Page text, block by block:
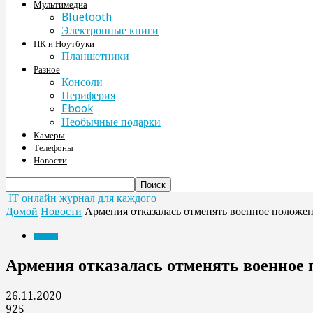
Мультимедиа
Bluetooth
Электронные книги
ПК и Ноутбуки
Планшетники
Разное
Консоли
Периферия
Ebook
Необычные подарки
Камеры
Телефоны
Новости
IT онлайн журнал для каждого
Домой Новости Армения отказалась отменять военное
Армения отказалась отменять военное
26.11.2020
925